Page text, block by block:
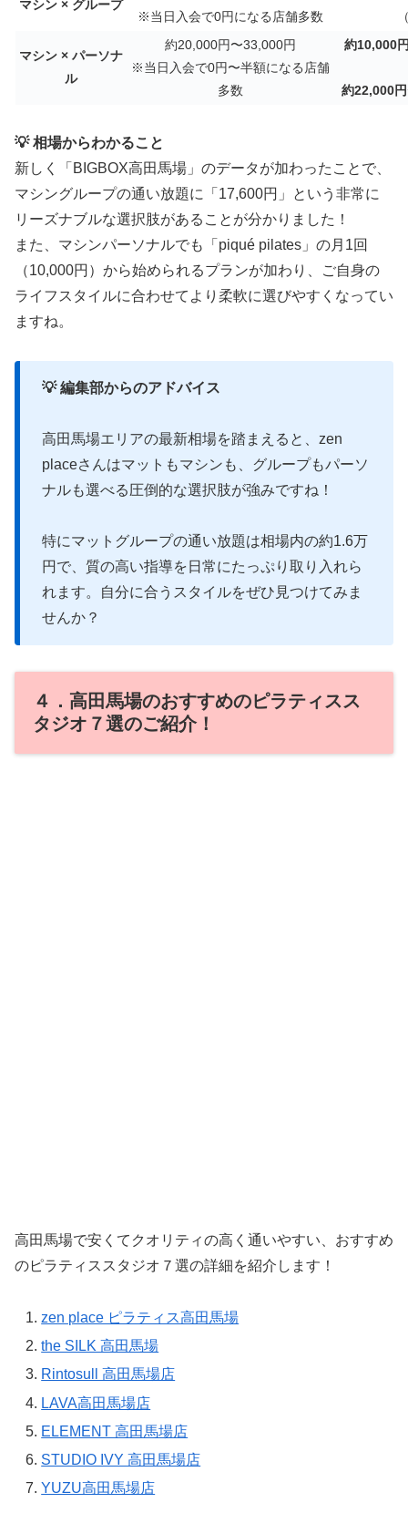
マシン × グループ
※当日入会で0円になる店舗多数
マシン × パーソナ
ル
約20,000円〜33,000円
※当日入会で0円〜半額になる店舗
多数
約10,000
約22,000
💡 相場からわかること
新しく「BIGBOX高田馬場」のデータが加わったことで、
マシングループの通い放題に「17,600円」という非常に
リーズナブルな選択肢があることが分かりました！
また、マシンパーソナルでも「piqué pilates」の月1回
（10,000円）から始められるプランが加わり、ご自身の
ライフスタイルに合わせてより柔軟に選びやすくなってい
ますね。
💡 編集部からのアドバイス
高田馬場エリアの最新相場を踏まえると、zen
placeさんはマットもマシンも、グループもパーソ
ナルも選べる圧倒的な選択肢が強みですね！
特にマットグループの通い放題は相場内の約1.6万
円で、質の高い指導を日常にたっぷり取り入れら
れます。自分に合うスタイルをぜひ見つけてみま
せんか？
４．高田馬場のおすすめのピラティスス
タジオ７選のご紹介！
高田馬場で安くてクオリティの高く通いやすい、おすすめ
のピラティススタジオ７選の詳細を紹介します！
zen place ピラティス高田馬場
the SILK 高田馬場
Rintosull 高田馬場店
LAVA高田馬場店
ELEMENT 高田馬場店
STUDIO IVY 高田馬場店
YUZU高田馬場店